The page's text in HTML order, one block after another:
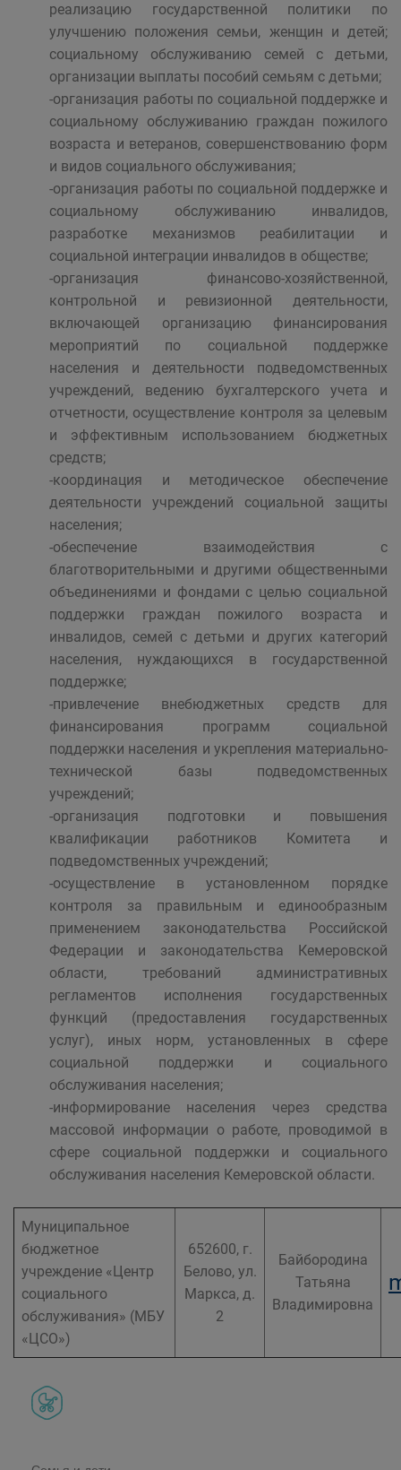
реализацию государственной политики по
улучшению положения семьи, женщин и детей;
социальному обслуживанию семей с детьми,
организации выплаты пособий семьям с детьми;
-организация работы по социальной поддержке и
социальному обслуживанию граждан пожилого
возраста и ветеранов, совершенствованию форм
и видов социального обслуживания;
-организация работы по социальной поддержке и
социальному обслуживанию инвалидов,
разработке механизмов реабилитации и
социальной интеграции инвалидов в обществе;
-организация финансово-хозяйственной,
контрольной и ревизионной деятельности,
включающей организацию финансирования
мероприятий по социальной поддержке
населения и деятельности подведомственных
учреждений, ведению бухгалтерского учета и
отчетности, осуществление контроля за целевым
и эффективным использованием бюджетных
средств;
-координация и методическое обеспечение
деятельности учреждений социальной защиты
населения;
-обеспечение взаимодействия с
благотворительными и другими общественными
объединениями и фондами с целью социальной
поддержки граждан пожилого возраста и
инвалидов, семей с детьми и других категорий
населения, нуждающихся в государственной
поддержке;
-привлечение внебюджетных средств для
финансирования программ социальной
поддержки населения и укрепления материально-
технической базы подведомственных
учреждений;
-организация подготовки и повышения
квалификации работников Комитета и
подведомственных учреждений;
-осуществление в установленном порядке
контроля за правильным и единообразным
применением законодательства Российской
Федерации и законодательства Кемеровской
области, требований административных
регламентов исполнения государственных
функций (предоставления государственных
услуг), иных норм, установленных в сфере
социальной поддержки и социального
обслуживания населения;
-информирование населения через средства
массовой информации о работе, проводимой в
сфере социальной поддержки и социального
обслуживания населения Кемеровской области.
Муниципальное
бюджетное
учреждение «Центр
социального
обслуживания» (МБУ
«ЦСО»)
652600, г.
Белово, ул.
Маркса, д.
2
Байбородина
Татьяна
Владимировна